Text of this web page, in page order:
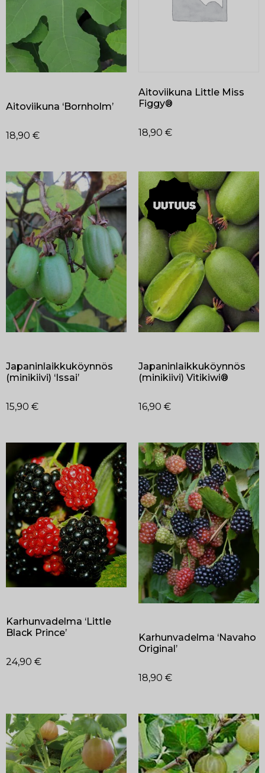
Aitoviikuna ‘Bornholm’
18,90 €
Aitoviikuna Little Miss
Figgy®
18,90 €
Japaninlaikkuköynnös
(minikiivi) ‘Issai’
15,90 €
Japaninlaikkuköynnös
(minikiivi) Vitikiwi®
16,90 €
Karhunvadelma ‘Little
Black Prince’
24,90 €
Karhunvadelma ‘Navaho
Original’
18,90 €